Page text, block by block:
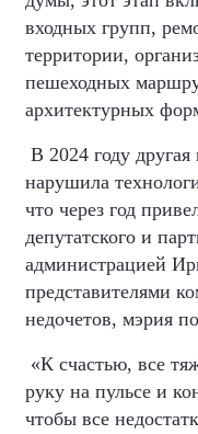
входных групп,
территории,
пешеходных
архитектурных
В 2024 году другая
нарушила
что через год
депутатского и
администрацией
представителями
недочетов, мэрия
«К счастью, все
руку на пульсе и
чтобы все